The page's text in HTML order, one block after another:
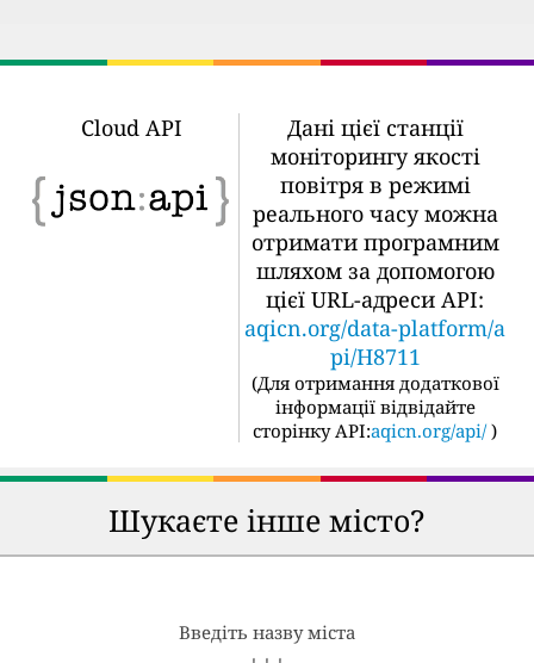
Cloud API
Дані цієї станції
моніторингу якості
повітря в режимі
реального часу можна
отримати програмним
шляхом за допомогою
цієї URL-адреси API:
aqicn.org/data-platform/a
pi/H8711
(Для отримання додаткової
інформації відвідайте
сторінку API:aqicn.org/api/ )
Шукаєте інше місто?
Введіть назву міста